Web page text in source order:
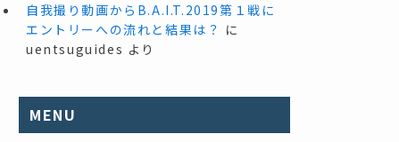
自我撮り動画からB.A.I.T.2019第１戦に
エントリーへの流れと結果は？ に
uentsuguides より
MENU